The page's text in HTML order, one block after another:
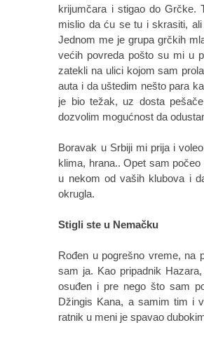
krijumčara i stigao do Grčke.
mislio da ću se tu i skrasiti,
Jednom me je grupa grčkih
većih povreda pošto su mi u
zatekli na ulici kojom sam
auta i da uštedim nešto para
je bio težak, uz dosta
dozvolim mogućnost da
Boravak u Srbiji mi prija i
klima, hrana.. Opet sam
u nekom od vaših klubova i
okrugla.
Stigli ste u Nemačku
Rođen u pogrešno vreme, na
sam ja. Kao pripadnik
osuđen i pre nego što sam
Džingis Kana, a samim tim i
ratnik u meni je spavao